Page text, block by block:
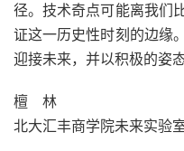
径。技术奇点可能离我们
证这一历史性时刻的边缘
迎接未来，并以积极的姿
檀 林
北大汇丰商学院未来实验